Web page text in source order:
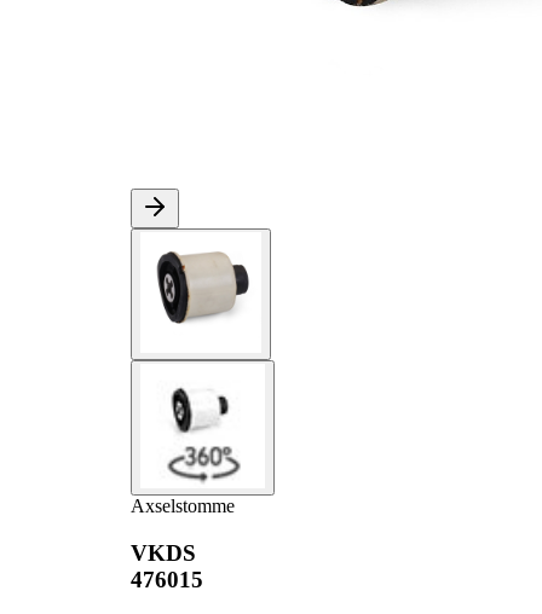
Axselstomme
VKDS
476015